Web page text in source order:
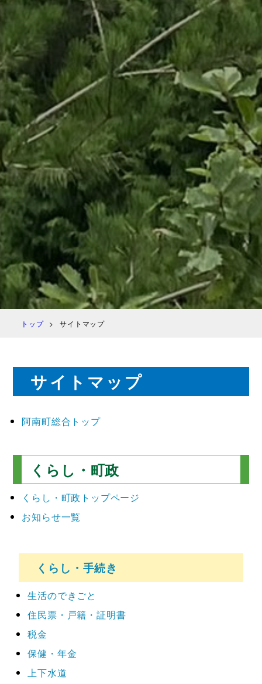
トップ サイトマップ
サイトマップ
阿南町総合トップ
くらし・町政
くらし・町政トップページ
お知らせ一覧
くらし・手続き
生活のできごと
住民票・戸籍・証明書
税金
保健・年金
上下水道